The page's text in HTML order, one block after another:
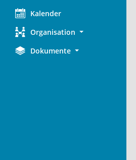
Kalender
Organisation
Dokumente